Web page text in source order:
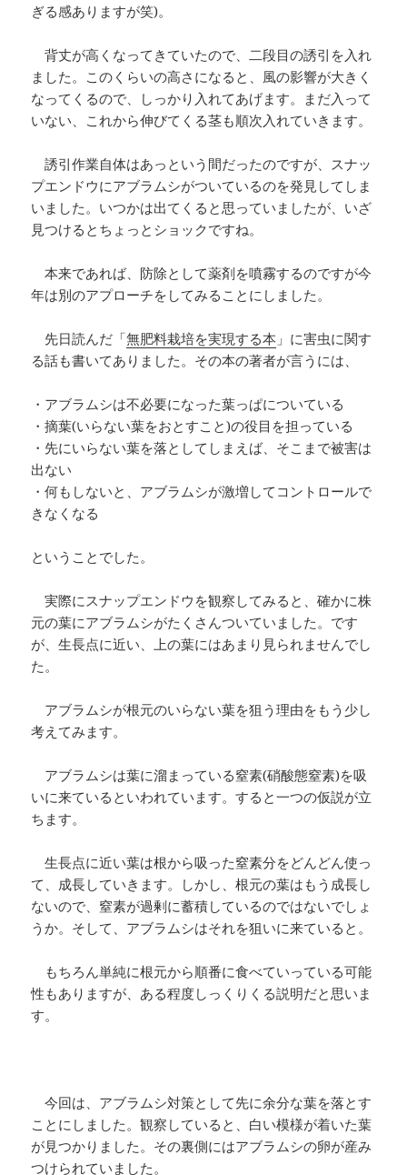
ぎる感ありますが笑)。
背丈が高くなってきていたので、二段目の誘引を入れ
ました。このくらいの高さになると、風の影響が大きく
なってくるので、しっかり入れてあげます。まだ入って
いない、これから伸びてくる茎も順次入れていきます。
誘引作業自体はあっという間だったのですが、スナッ
プエンドウにアブラムシがついているのを発見してしま
いました。いつかは出てくると思っていましたが、いざ
見つけるとちょっとショックですね。
本来であれば、防除として薬剤を噴霧するのですが今
年は別のアプローチをしてみることにしました。
先日読んだ「無肥料栽培を実現する本 」に害虫に関す
る話も書いてありました。その本の著者が言うには、
・アブラムシは不必要になった葉っぱについている
・摘葉(いらない葉をおとすこと)の役目を担っている
・先にいらない葉を落としてしまえば、そこまで被害は
出ない
・何もしないと、アブラムシが激増してコントロールで
きなくなる
ということでした。
実際にスナップエンドウを観察してみると、確かに株
元の葉にアブラムシがたくさんついていました。です
が、生長点に近い、上の葉にはあまり見られませんでし
た。
アブラムシが根元のいらない葉を狙う理由をもう少し
考えてみます。
アブラムシは葉に溜まっている窒素(硝酸態窒素)を吸
いに来ているといわれています。すると一つの仮説が立
ちます。
生長点に近い葉は根から吸った窒素分をどんどん使っ
て、成長していきます。しかし、根元の葉はもう成長し
ないので、窒素が過剰に蓄積しているのではないでしょ
うか。そして、アブラムシはそれを狙いに来ていると。
もちろん単純に根元から順番に食べていっている可能
性もありますが、ある程度しっくりくる説明だと思いま
す。
今回は、アブラムシ対策として先に余分な葉を落とす
ことにしました。観察していると、白い模様が着いた葉
が見つかりました。その裏側にはアブラムシの卵が産み
つけられていました。